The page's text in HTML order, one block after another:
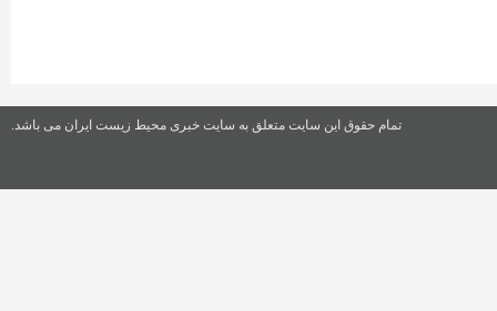
تمام حقوق این سایت متعلق به سایت خبری محیط زیست ایران می باشد.